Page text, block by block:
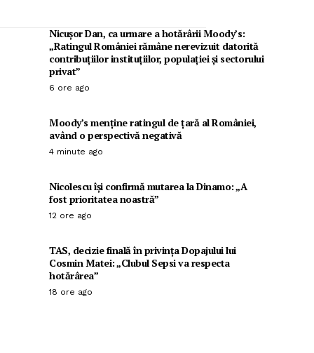
Nicușor Dan, ca urmare a hotărârii Moody’s:
„Ratingul României rămâne nerevizuit datorită
contribuțiilor instituțiilor, populației și sectorului
privat”
6 ore ago
Moody’s menține ratingul de țară al României,
având o perspectivă negativă
4 minute ago
Nicolescu își confirmă mutarea la Dinamo: „A
fost prioritatea noastră”
12 ore ago
TAS, decizie finală în privința Dopajului lui
Cosmin Matei: „Clubul Sepsi va respecta
hotărârea”
18 ore ago